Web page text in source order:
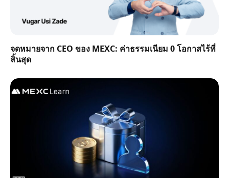
จดหมายจาก CEO ของ MEXC: ค่าธรรมเนียม 0 โอกาสไร้ที่
สิ้นสุด